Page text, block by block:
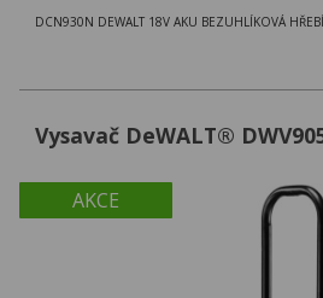
AKCE
Vysavač DeWALT®